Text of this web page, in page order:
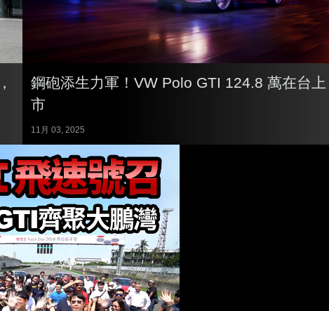
鋼砲添生力軍！VW Polo GTI 124.8 萬在台上
市
11月 03, 2025